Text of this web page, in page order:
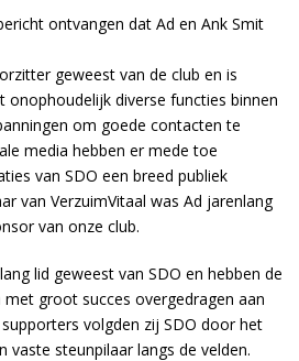
ontvangen dat Ad en Ank Smit
geweest van de club en is
onophoudelijk diverse functies binnen
om goede contacten te
media hebben er mede toe
van SDO een breed publiek
van VerzuimVitaal was Ad jarenlang
van onze club.
lid geweest van SDO en hebben de
groot succes overgedragen aan
volgden zij SDO door het
vaste steunpilaar langs de velden.